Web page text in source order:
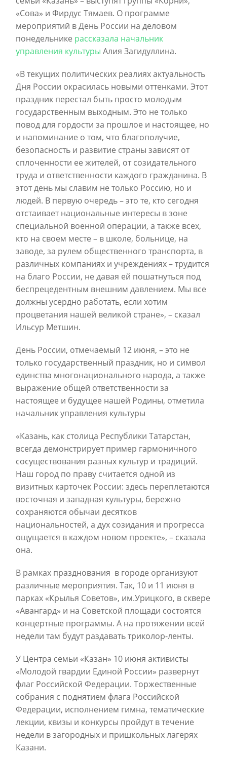
«Сова» и Фирдус Тямаев. О программе
мероприятий в День России на деловом
понедельнике рассказала начальник
управления культуры Алия Загидуллина.
«В текущих политических реалиях актуальность
Дня России окрасилась новыми оттенками. Этот
праздник перестал быть просто молодым
государственным выходным. Это не только
повод для гордости за прошлое и настоящее, но
и напоминание о том, что благополучие,
безопасность и развитие страны зависят от
сплоченности ее жителей, от созидательного
труда и ответственности каждого гражданина. В
этот день мы славим не только Россию, но и
людей. В первую очередь – это те, кто сегодня
отстаивает национальные интересы в зоне
специальной военной операции, а также всех,
кто на своем месте – в школе, больнице, на
заводе, за рулем общественного транспорта, в
различных компаниях и учреждениях – трудится
на благо России, не давая ей пошатнуться под
беспрецедентным внешним давлением. Мы все
должны усердно работать, если хотим
процветания нашей великой стране», – сказал
Ильсур Метшин.
День России, отмечаемый 12 июня, – это не
только государственный праздник, но и символ
единства многонационального народа, а также
выражение общей ответственности за
настоящее и будущее нашей Родины, отметила
начальник управления культуры
«Казань, как столица Республики Татарстан,
всегда демонстрирует пример гармоничного
сосуществования разных культур и традиций.
Наш город по праву считается одной из
визитных карточек России: здесь переплетаются
восточная и западная культуры, бережно
сохраняются обычаи десятков
национальностей, а дух созидания и прогресса
ощущается в каждом новом проекте», – сказала
она.
В рамках празднования в городе организуют
различные мероприятия. Так, 10 и 11 июня в
парках «Крылья Советов», им.Урицкого, в сквере
«Авангард» и на Советской площади состоятся
концертные программы. А на протяжении всей
недели там будут раздавать триколор-ленты.
У Центра семьи «Казан» 10 июня активисты
«Молодой гвардии Единой России» развернут
флаг Российской Федерации. Торжественные
собрания с поднятием флага Российской
Федерации, исполнением гимна, тематические
лекции, квизы и конкурсы пройдут в течение
недели в загородных и пришкольных лагерях
Казани.